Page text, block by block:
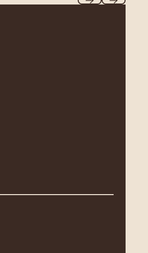
PreviousNext